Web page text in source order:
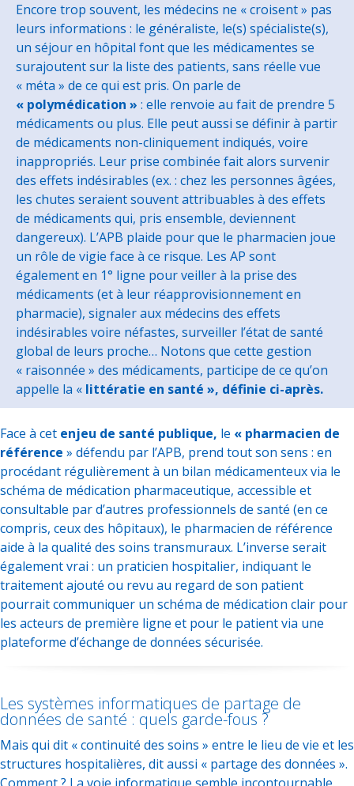
Encore trop souvent, les médecins ne « croisent » pas
leurs informations : le généraliste, le(s) spécialiste(s),
un séjour en hôpital font que les médicamentes se
surajoutent sur la liste des patients, sans réelle vue
« méta » de ce qui est pris. On parle de
« polymédication » : elle renvoie au fait de prendre 5
médicaments ou plus. Elle peut aussi se définir à partir
de médicaments non-cliniquement indiqués, voire
inappropriés. Leur prise combinée fait alors survenir
des effets indésirables (ex. : chez les personnes âgées,
les chutes seraient souvent attribuables à des effets
de médicaments qui, pris ensemble, deviennent
dangereux). L’APB plaide pour que le pharmacien joue
un rôle de vigie face à ce risque. Les AP sont
également en 1° ligne pour veiller à la prise des
médicaments (et à leur réapprovisionnement en
pharmacie), signaler aux médecins des effets
indésirables voire néfastes, surveiller l’état de santé
global de leurs proche… Notons que cette gestion
« raisonnée » des médicaments, participe de ce qu’on
appelle la « littératie en santé », définie ci-après.
Face à cet enjeu de santé publique, le « pharmacien de
référence » défendu par l’APB, prend tout son sens : en
procédant régulièrement à un bilan médicamenteux via le
schéma de médication pharmaceutique, accessible et
consultable par d’autres professionnels de santé (en ce
compris, ceux des hôpitaux), le pharmacien de référence
aide à la qualité des soins transmuraux. L’inverse serait
également vrai : un praticien hospitalier, indiquant le
traitement ajouté ou revu au regard de son patient
pourrait communiquer un schéma de médication clair pour
les acteurs de première ligne et pour le patient via une
plateforme d’échange de données sécurisée.
Les systèmes informatiques de partage de
données de santé : quels garde-fous ?
Mais qui dit « continuité des soins » entre le lieu de vie et les
structures hospitalières, dit aussi « partage des données ».